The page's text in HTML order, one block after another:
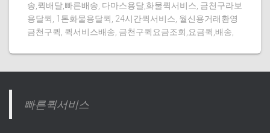
송,퀵배달,빠른배송, 다마스용달,화물퀵서비스, 금천구라보
용달퀵, 1톤화물용달퀵, 24시간퀵서비스, 월신용거래환영
금천구퀵, 퀵서비스배송, 금천구퀵요금조회,요금퀵,배송,
빠른퀵서비스